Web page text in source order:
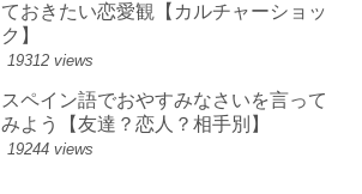
ておきたい恋愛観【カルチャーショッ
ク】
19312 views
スペイン語でおやすみなさいを言って
みよう【友達？恋人？相手別】
19244 views